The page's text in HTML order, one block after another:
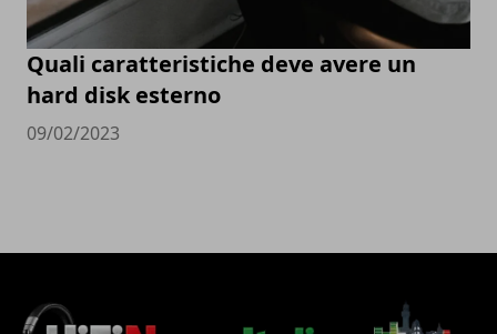
Quali caratteristiche deve avere un
hard disk esterno
09/02/2023